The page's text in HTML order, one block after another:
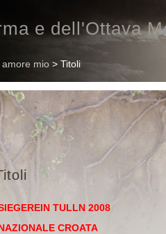
e dell'Ottava
mio > Titoli
TULLN 2008
CROATA